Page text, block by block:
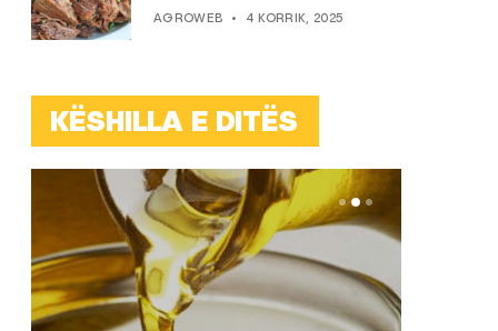
AGROWEB 4 KORRIK, 2025
KËSHILLA E DITËS